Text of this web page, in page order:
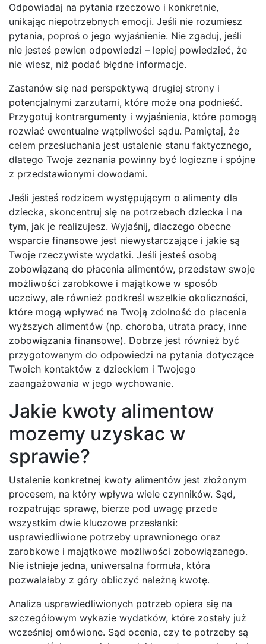
Odpowiadaj na pytania rzeczowo i konkretnie,
unikając niepotrzebnych emocji. Jeśli nie rozumiesz
pytania, poproś o jego wyjaśnienie. Nie zgaduj, jeśli
nie jesteś pewien odpowiedzi – lepiej powiedzieć, że
nie wiesz, niż podać błędne informacje.
Zastanów się nad perspektywą drugiej strony i
potencjalnymi zarzutami, które może ona podnieść.
Przygotuj kontrargumenty i wyjaśnienia, które pomogą
rozwiać ewentualne wątpliwości sądu. Pamiętaj, że
celem przesłuchania jest ustalenie stanu faktycznego,
dlatego Twoje zeznania powinny być logiczne i spójne
z przedstawionymi dowodami.
Jeśli jesteś rodzicem występującym o alimenty dla
dziecka, skoncentruj się na potrzebach dziecka i na
tym, jak je realizujesz. Wyjaśnij, dlaczego obecne
wsparcie finansowe jest niewystarczające i jakie są
Twoje rzeczywiste wydatki. Jeśli jesteś osobą
zobowiązaną do płacenia alimentów, przedstaw swoje
możliwości zarobkowe i majątkowe w sposób
uczciwy, ale również podkreśl wszelkie okoliczności,
które mogą wpływać na Twoją zdolność do płacenia
wyższych alimentów (np. choroba, utrata pracy, inne
zobowiązania finansowe). Dobrze jest również być
przygotowanym do odpowiedzi na pytania dotyczące
Twoich kontaktów z dzieckiem i Twojego
zaangażowania w jego wychowanie.
Jakie kwoty alimentow
mozemy uzyskac w
sprawie?
Ustalenie konkretnej kwoty alimentów jest złożonym
procesem, na który wpływa wiele czynników. Sąd,
rozpatrując sprawę, bierze pod uwagę przede
wszystkim dwie kluczowe przesłanki:
usprawiedliwione potrzeby uprawnionego oraz
zarobkowe i majątkowe możliwości zobowiązanego.
Nie istnieje jedna, uniwersalna formuła, która
pozwalałaby z góry obliczyć należną kwotę.
Analiza usprawiedliwionych potrzeb opiera się na
szczegółowym wykazie wydatków, które zostały już
wcześniej omówione. Sąd ocenia, czy te potrzeby są